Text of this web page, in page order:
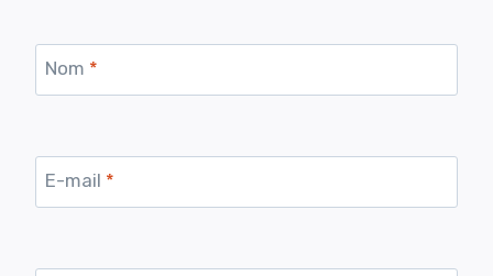
Nom *
E-mail *